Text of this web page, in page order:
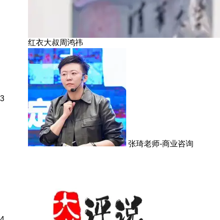
红衣大叔周鸿祎
3
张琦老师-商业咨询